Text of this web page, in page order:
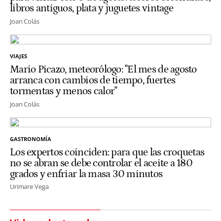
libros antiguos, plata y juguetes vintage
Joan Colás
VIAJES
Mario Picazo, meteorólogo: "El mes de agosto
arranca con cambios de tiempo, fuertes
tormentas y menos calor"
Joan Colás
GASTRONOMÍA
Los expertos coinciden: para que las croquetas
no se abran se debe controlar el aceite a 180
grados y enfriar la masa 30 minutos
Urimare Vega